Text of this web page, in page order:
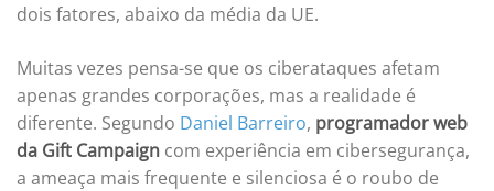
dois fatores, abaixo da média da UE.
Muitas vezes pensa-se que os ciberataques afetam
apenas grandes corporações, mas a realidade é
diferente. Segundo Daniel Barreiro, programador web
da Gift Campaign com experiência em cibersegurança,
a ameaça mais frequente e silenciosa é o roubo de